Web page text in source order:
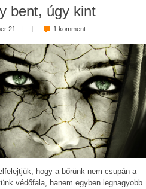
bent, úgy kint
21. | | 1 komment
hogy a bőrünk nem csupán a
védőfala, hanem egyben legnagyobb...